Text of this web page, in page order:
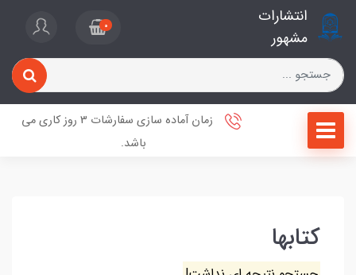
انتشارات
مشهور
0
زمان آماده سازی سفارشات 3 روز کاری می
باشد.
کتابها